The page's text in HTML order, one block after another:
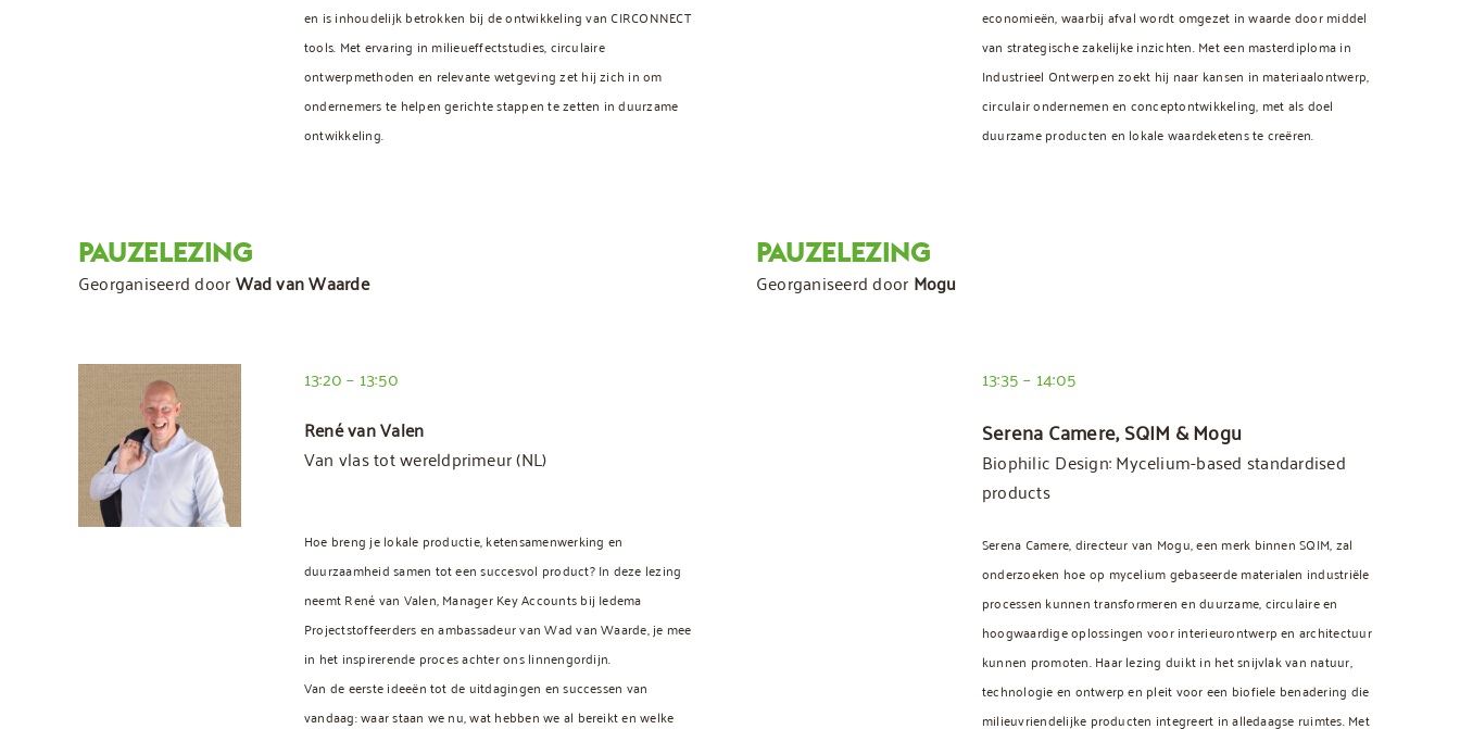
en is inhoudelijk betrokken bij de ontwikkeling van CIRCONNECT
tools. Met ervaring in milieueffectstudies, circulaire
ontwerpmethoden en relevante wetgeving zet hij zich in om
ondernemers te helpen gerichte stappen te zetten in duurzame
ontwikkeling.
economieën, waarbij afval wordt omgezet in waarde door middel
van strategische zakelijke inzichten. Met een masterdiploma in
Industrieel Ontwerpen zoekt hij naar kansen in materiaalontwerp,
circulair ondernemen en conceptontwikkeling, met als doel
duurzame producten en lokale waardeketens te creëren.
PAUZELEZING
Georganiseerd doorWad van Waarde
PAUZELEZING
Georganiseerd door Mogu
13:20 – 13:50
René van Valen
Van vlas tot wereldprimeur(NL)
Hoe breng je lokale productie, ketensamenwerking en
duurzaamheid samen tot een succesvol product? In deze lezing
neemt René van Valen, Manager Key Accounts bij Iedema
Projectstoffeerders en ambassadeur van Wad van Waarde, je mee
in het inspirerende proces achter ons linnengordijn.
Van de eerste ideeën tot de uitdagingen en successen van
vandaag: waar staan we nu, wat hebben we al bereikt en welke
13:35 – 14:05
Serena Camere, SQIM & Mogu
Biophilic Design: Mycelium-based standardised
products
Serena Camere, directeur van Mogu, een merk binnen SQIM, zal
onderzoeken hoe op mycelium gebaseerde materialen industriële
processen kunnen transformeren en duurzame, circulaire en
hoogwaardige oplossingen voor interieurontwerp en architectuur
kunnen promoten. Haar lezing duikt in het snijvlak van natuur,
technologie en ontwerp en pleit voor een biofiele benadering die
milieuvriendelijke producten integreert in alledaagse ruimtes. Met